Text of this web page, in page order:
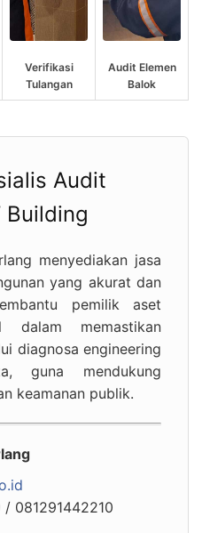
Verifikasi
Tulangan
Audit Elemen
Balok
Audit
Building
menyediakan jasa
yang akurat dan
pemilik aset
memastikan
diagnosa engineering
guna mendukung
keamanan publik.
081291442210